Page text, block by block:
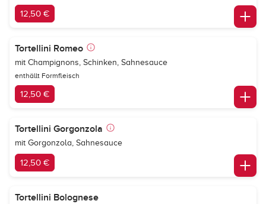
12,50 €
Tortellini Romeo
mit Champignons, Schinken, Sahnesauce
enthällt Formfleisch
12,50 €
Tortellini Gorgonzola
mit Gorgonzola, Sahnesauce
12,50 €
Tortellini Bolognese